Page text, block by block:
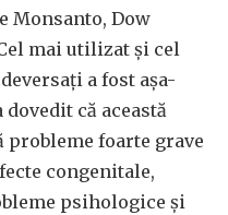
Monsanto, Dow
mai utilizat și cel
a fost așa-
dovedit că această
probleme foarte grave
congenitale,
psihologice și